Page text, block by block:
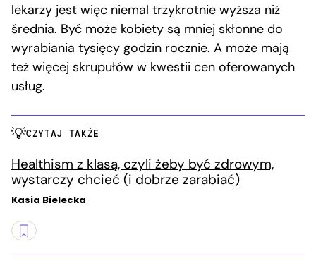
lekarzy jest więc niemal trzykrotnie wyższa niż
średnia. Być może kobiety są mniej skłonne do
wyrabiania tysięcy godzin rocznie. A może mają
też więcej skrupułów w kwestii cen oferowanych
usług.
CZYTAJ TAKŻE
Healthism z klasą, czyli żeby być zdrowym,
wystarczy chcieć (i dobrze zarabiać)
Kasia Bielecka